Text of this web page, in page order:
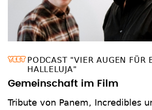
PODCAST "VIER AUGEN FÜR
HALLELUJA"
Gemeinschaft im Film
Tribute von Panem, Incredibles